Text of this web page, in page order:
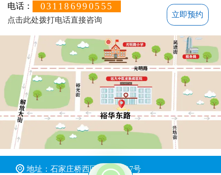
电话： 031186990555
点击此处拨打电话直接咨询
立即预约
地址：石家庄桥西区裕华东路7号
不方便沟通的话，可以留下您的联系方式，稍后联系您